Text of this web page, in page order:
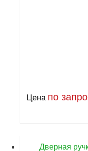
Цена по
Дверная